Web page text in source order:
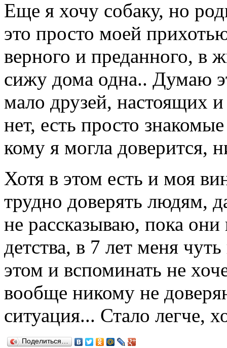
Еще я хочу собаку, но
это просто моей
верного и преданного, в
сижу дома одна.. Думаю
мало друзей, настоящих
нет, есть просто
кому я могла доверится,
Хотя в этом есть и моя
трудно доверять людям,
не рассказываю, пока
детства, в 7 лет меня
этом и вспоминать не
вообще никому не
ситуация... Стало легче,
Поделиться…